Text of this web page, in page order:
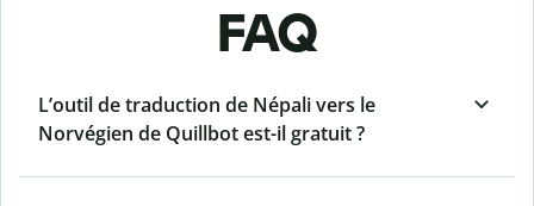
FAQ
L’outil de traduction de Népali vers le
Norvégien de Quillbot est-il gratuit ?